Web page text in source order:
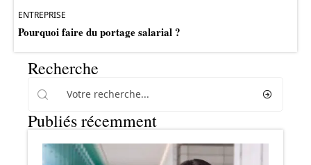
ENTREPRISE
Pourquoi faire du portage salarial ?
Recherche
Publiés récemment